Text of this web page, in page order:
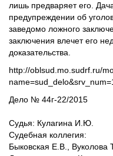
лишь предваряет его.
предупреждении об
заведомо ложного
заключения влечет его
доказательства.
http://oblsud.mo.sudrf.ru/
Дело № 44г-22/2015
Судья: Кулагина И.Ю.
Судебная коллегия:
Быковская Е.В., Вуколова